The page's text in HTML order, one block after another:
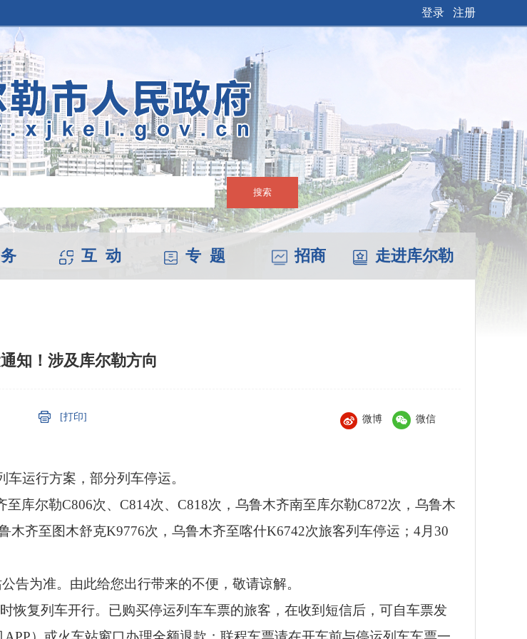
登录 注册
搜索
互 动 专 题 招商 走进库尔勒
知！涉及库尔勒方向
[打印] 微博 微信
运行方案，部分列车停运。
库尔勒C806次、C814次、C818次，乌鲁木齐南至库尔勒C872次，乌鲁木
木齐至图木舒克K9776次，乌鲁木齐至喀什K6742次旅客列车停运；4月30
告为准。由此给您出行带来的不便，敬请谅解。
恢复列车开行。已购买停运列车车票的旅客，在收到短信后，可自车票发